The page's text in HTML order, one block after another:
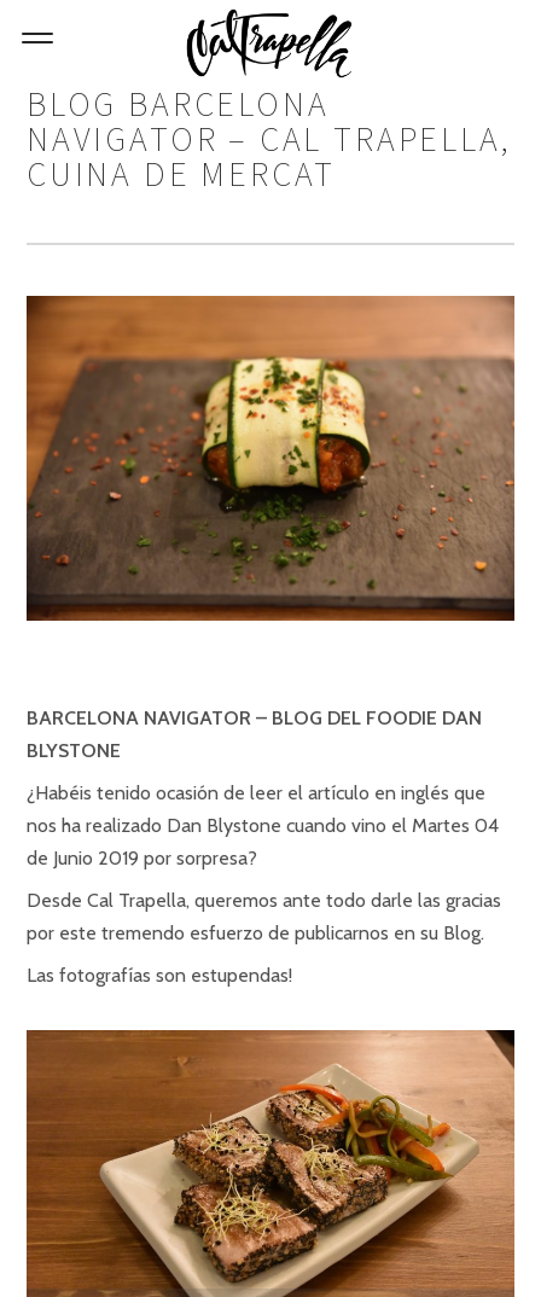
BLOG BARCELONA
NAVIGATOR – CAL TRAPELLA,
CUINA DE MERCAT
BARCELONA NAVIGATOR – BLOG DEL FOODIE DAN
BLYSTONE
¿Habéis tenido ocasión de leer el artículo en inglés que
nos ha realizado Dan Blystone cuando vino el Martes 04
de Junio 2019 por sorpresa?
Desde Cal Trapella, queremos ante todo darle las gracias
por este tremendo esfuerzo de publicarnos en su Blog.
Las fotografías son estupendas!